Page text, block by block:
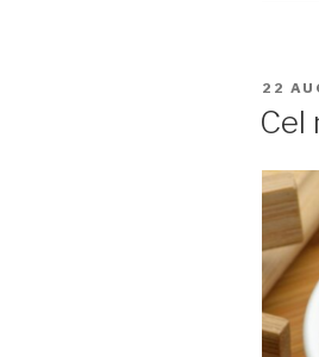
22
Cel